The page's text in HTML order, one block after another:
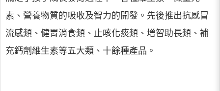
素、營養物質的吸收及智力的開發。先後推出抗感冒
流感類、健胃消食類、止咳化痰類、增智助長類、補
充鈣劑維生素等五大類、十餘種產品。